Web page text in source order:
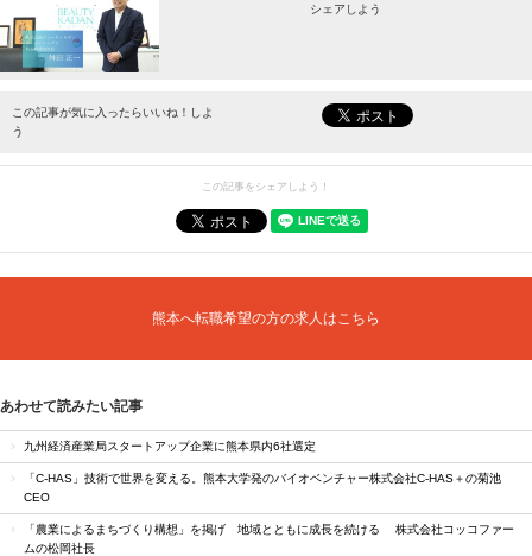
シェアしよう
最新情報をお届けします。
この記事が気に入ったらいいね！しよ
う
この記事をシェアしよう！
熊本へ転職希望の方の求人はこちら
あわせて読みたい記事
九州経済産業局スタートアップ企業に熊本県内6社選定
「C-HAS」技術で世界を変える。熊本大学発のバイオベンチャー株式会社C-HAS＋の菊池
CEO
「農業によるまちづくり構想」を掲げ 地域とともに成長を続ける 株式会社コッコファー
ムの松岡社長